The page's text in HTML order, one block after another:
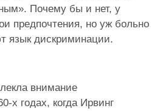
Почему бы и нет, у
предпочтения, но уж больно
язык дискриминации.
внимание
х годах, когда Ирвинг